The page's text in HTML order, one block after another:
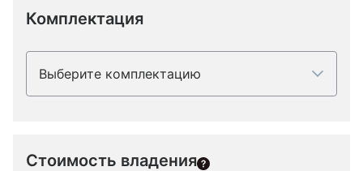
Комплектация
Выберите комплектацию
Стоимость владения